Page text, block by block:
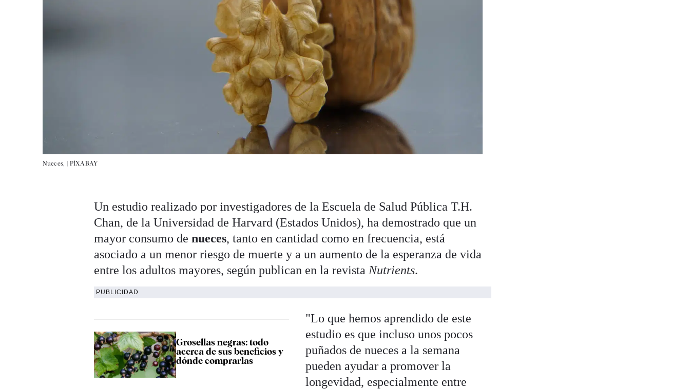
Nueces, | PÌXABAY
Un estudio realizado por investigadores de la Escuela de Salud Pública T.H.
Chan, de la Universidad de Harvard (Estados Unidos), ha demostrado que un
mayor consumo denueces, tanto en cantidad como en frecuencia, está
asociado a un menor riesgo de muerte y a un aumento de la esperanza de vida
entre los adultos mayores, según publican en la revista Nutrients.
PUBLICIDAD
Grosellas negras: todo
acerca de sus beneficios y
dónde comprarlas
"Lo que hemos aprendido de este
estudio es que incluso unos pocos
puñados de nueces a la semana
pueden ayudar a promover la
longevidad, especialmente entre